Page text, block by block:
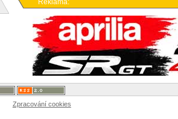
Zpracování cookies